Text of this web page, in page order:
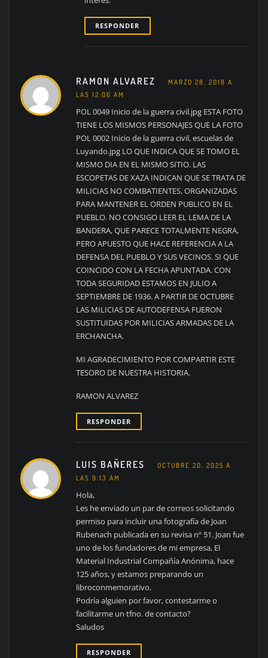
RESPONDER
RAMON ALVAREZ
MARZO 28, 2018 A
LAS 12:06 AM
POL 0049 Inicio de la guerra civil.jpg ESTA FOTO
TIENE LOS MISMOS PERSONAJES QUE LA FOTO
POL 0002 Inicio de la guerra civil, escuelas de
Luyando.jpg LO QUE INDICA QUE SE TOMO EL
MISMO DIA EN EL MISMO SITIO. LAS
ESCOPETAS DE XAZA INDICAN QUE SE TRATA DE
MILICIAS NO COMBATIENTES, ORGANIZADAS
PARA MANTENER EL ORDEN PUBLICO EN EL
PUEBLO. NO CONSIGO LEER EL LEMA DE LA
BANDERA, QUE PARECE TOTALMENTE NEGRA,
PERO APUESTO QUE HACE REFERENCIA A LA
DEFENSA DEL PUEBLO Y SUS VECINOS. SI QUE
COINCIDO CON LA FECHA APUNTADA. CON
TODA SEGURIDAD ESTAMOS EN JULIO A
SEPTIEMBRE DE 1936. A PARTIR DE OCTUBRE
LAS MILICIAS DE AUTODEFENSA FUERON
SUSTITUIDAS POR MILICIAS ARMADAS DE LA
ERCHANCHA.
MI AGRADECIMIENTO POR COMPARTIR ESTE
TESORO DE NUESTRA HISTORIA.
RAMON ALVAREZ
RESPONDER
LUIS BAÑERES
OCTUBRE 20, 2025 A
LAS 9:13 AM
Hola,
Les he enviado un par de correos solicitando
permiso para incluir una fotografía de Joan
Rubenach publicada en su revisa nº 51. Joan fue
uno de los fundadores de mi empresa, El
Material Industrial Compañía Anónima, hace
125 años, y estamos preparando un
libroconmemorativo.
Podría alguien por favor, contestarme o
facilitarme un tfno. de contacto?
Saludos
RESPONDER